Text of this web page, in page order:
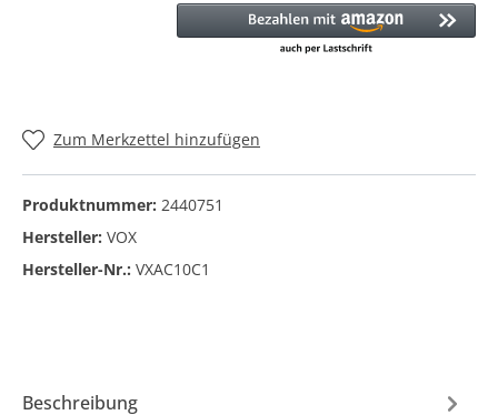
Zum Merkzettel hinzufügen
Produktnummer: 2440751
Hersteller: VOX
Hersteller-Nr.: VXAC10C1
Beschreibung